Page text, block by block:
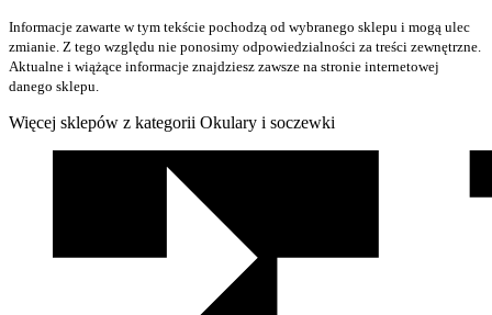
Informacje zawarte w tym tekście pochodzą od wybranego sklepu i mogą ulec
zmianie. Z tego względu nie ponosimy odpowiedzialności za treści zewnętrzne.
Aktualne i wiążące informacje znajdziesz zawsze na stronie internetowej
danego sklepu.
Więcej sklepów z kategorii Okulary i soczewki